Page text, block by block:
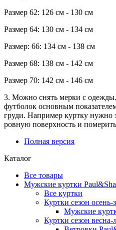
Размер 62: 126 см - 130 см
Размер 64: 130 см - 134 см
Размер: 66: 134 см - 138 см
Размер 68: 138 см - 142 см
Размер 70: 142 см - 146 см
3. Можно снять мерки с
футболок основным
груди. Например куртку нужно
ровную поверхность и
Полная версия
Каталог
Все товары
Мужские куртки
Все куртки
Куртки сезон осень-
Мужские
Куртки сезон весна-